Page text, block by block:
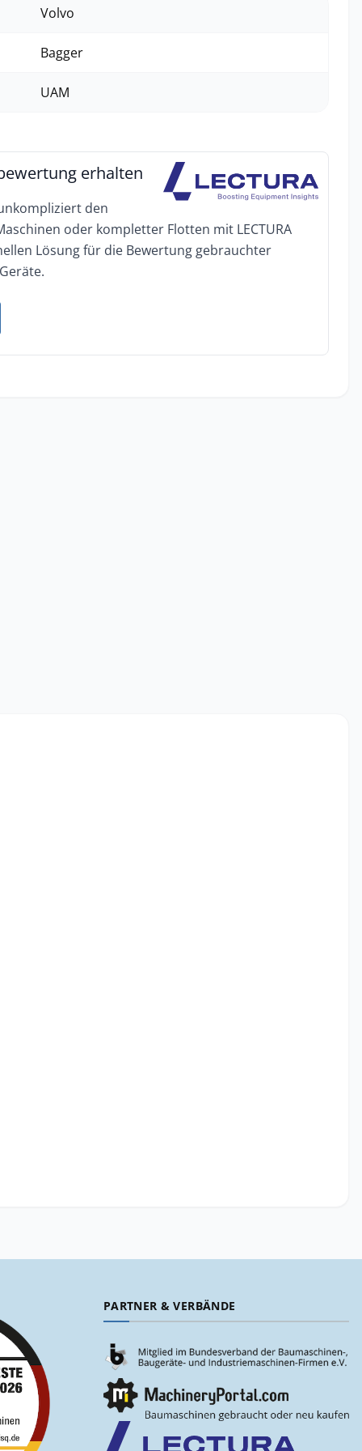
Volvo
Bagger
UAM
erhalten
den
oder kompletter Flotten mit LECTURA
Lösung für die Bewertung gebrauchter
PARTNER & VERBÄNDE